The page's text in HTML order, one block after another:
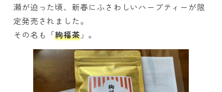
瀬が迫った頃、新春にふさわしいハーブティーが限
定発売されました。
その名も「絢福茶」。